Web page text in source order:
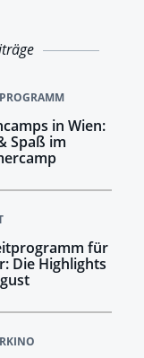
in Wien:
Spaß im
für
Die Highlights